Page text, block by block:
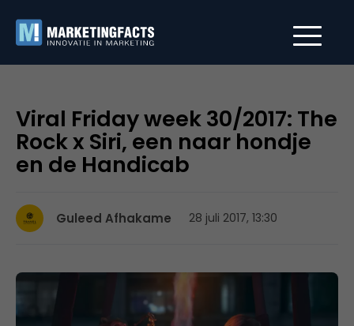
Viral Friday week 30/2017: The
Rock x Siri, een naar hondje
en de Handicab
Guleed Afhakame 28 juli 2017, 13:30